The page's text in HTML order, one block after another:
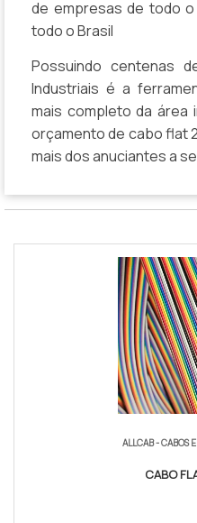
de empresas de todo
todo o Brasil
Possuindo centenas
Industriais é a
mais completo da área
orçamento de cabo flat
mais dos anuciantes a
ALLCAB - CABOS
CABO